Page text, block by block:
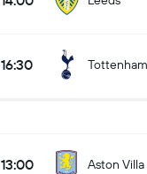
16:30 Tottenham
13:00 Aston Villa